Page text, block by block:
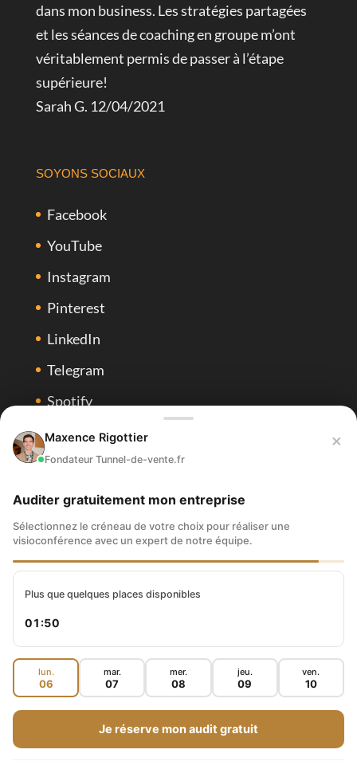
dans mon business. Les stratégies partagées
et les séances de coaching en groupe m’ont
véritablement permis de passer à l’étape
supérieure!
Sarah G. 12/04/2021
SOYONS SOCIAUX
Facebook
YouTube
Instagram
Pinterest
LinkedIn
Telegram
Spotify
Tiktok
Vivre de son site Internet-Mentions Légales – MR BLOGGING
Tous droits réservés
Politique de confidentialité Mentions légales
Maxence Rigottier
Fondateur Tunnel-de-vente.fr
×
Auditer gratuitement mon entreprise
Sélectionnez le créneau de votre choix pour réaliser une
visioconférence avec un expert de notre équipe.
Plus que quelques places disponibles
01:50
lun.
06
mar.
07
mer.
08
jeu.
09
ven.
10
Je réserve mon audit gratuit